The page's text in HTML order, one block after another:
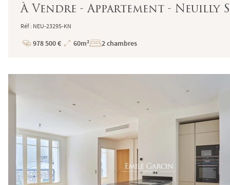
À Vendre - Appartement - Neuilly
Réf : NEU-23295-KN
Prix
978 500 €
Superficie
60m² 2 chambres